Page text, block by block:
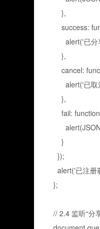
},
success:
alert('已分
},
cancel:
alert('已取
},
fail: function
}
});
alert('已注册
};
// 2.4 监听“分